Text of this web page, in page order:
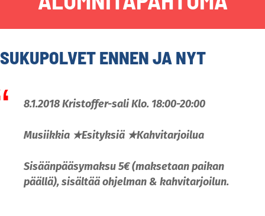
Haku:
SUKUPOLVET ENNEN​ ​JA​ ​NYT
8.1.2018 Kristoffer-sali Klo.​ ​18:00-20:00
Musiikkia ★Esityksiä ★Kahvitarjoilua
Sisäänpääsymaksu​ ​5€ (maksetaan​ ​paikan​
​päällä), sisältää​ ​ohjelman​ ​&​ ​kahvitarjoilun.